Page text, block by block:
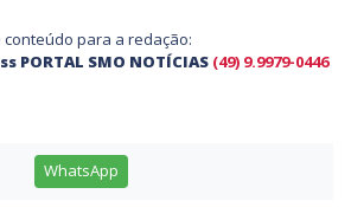
para a redação:
PORTAL SMO NOTÍCIAS (49) 9.9979-0446
WhatsApp